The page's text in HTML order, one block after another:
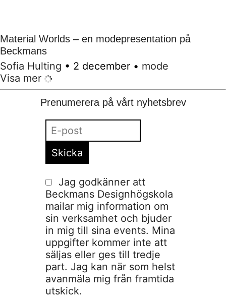
Material Worlds – en modepresentation på
Beckmans
Sofia Hulting • 2 december • mode
Visa mer
Prenumerera på vårt nyhetsbrev
Jag godkänner att
Beckmans Designhögskola
mailar mig information om
sin verksamhet och bjuder
in mig till sina events. Mina
uppgifter kommer inte att
säljas eller ges till tredje
part. Jag kan när som helst
avanmäla mig från framtida
utskick.